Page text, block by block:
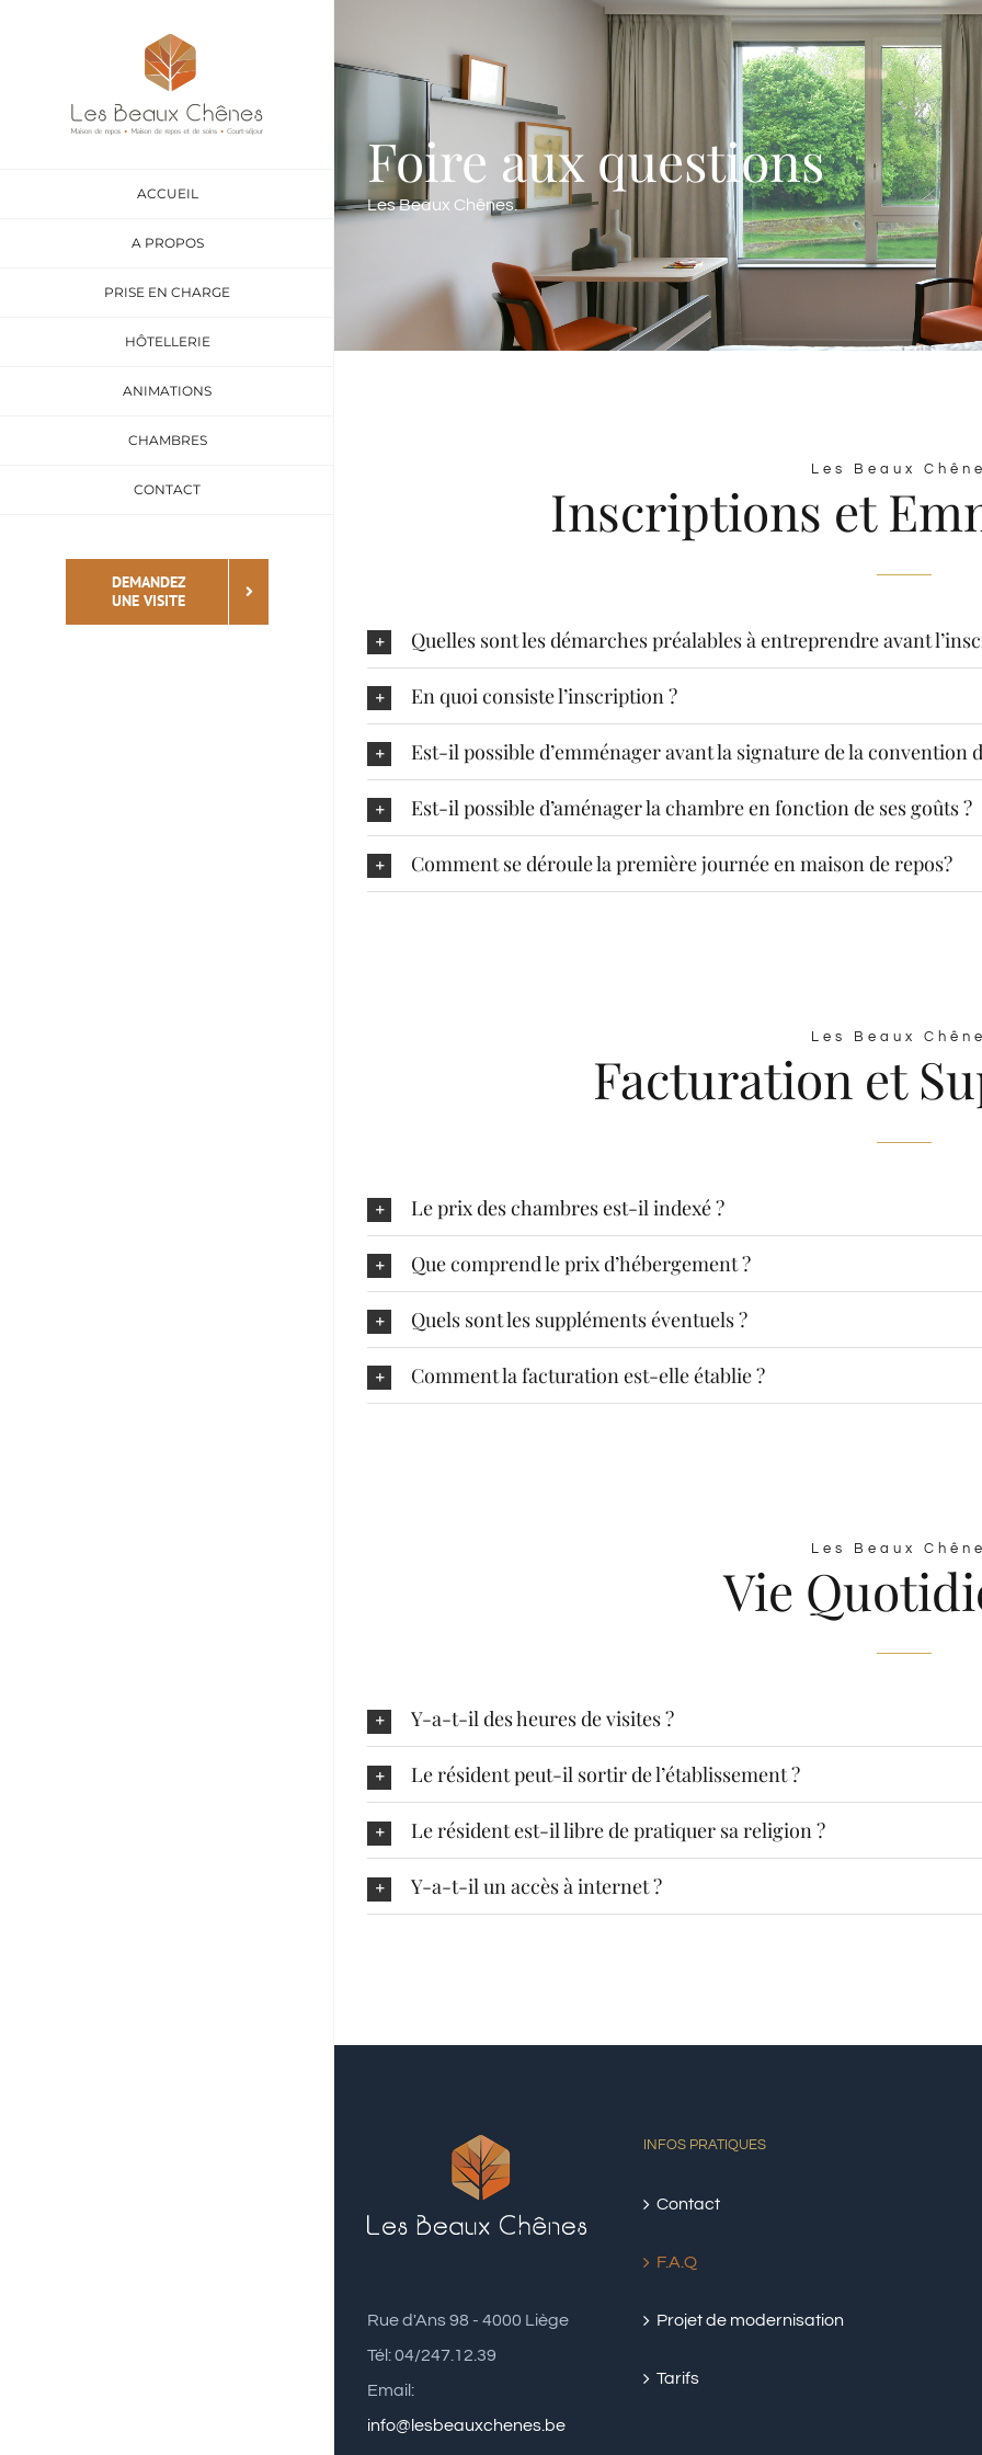
ACCUEIL
A PROPOS
PRISE EN CHARGE
HÔTELLERIE
ANIMATIONS
CHAMBRES
CONTACT
DEMANDEZ
UNE VISITE
Foire aux questions
Les Beaux Chênes.
Les Beaux
Inscriptions et
Quelles sont les démarches préalables à entreprendre avant
En quoi consiste l’inscription ?
Est-il possible d’emménager avant la signature de la convention
Est-il possible d’aménager la chambre en fonction de ses goûts ?
Comment se déroule la première journée en maison de repos?
Les Beaux
Facturation et
Le prix des chambres est-il indexé ?
Que comprend le prix d’hébergement ?
Quels sont les suppléments éventuels ?
Comment la facturation est-elle établie ?
Les Beaux
Vie
Y-a-t-il des heures de visites ?
Le résident peut-il sortir de l’établissement ?
Le résident est-il libre de pratiquer sa religion ?
Y-a-t-il un accès à internet ?
Rue d'Ans 98 - 4000 Liège
Tél: 04/247.12.39
Email:
info@lesbeauxchenes.be
INFOS PRATIQUES
Contact
F.A.Q
Projet de modernisation
Tarifs